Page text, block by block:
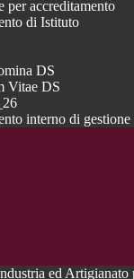
per accreditamento
di Istituto
DS
Vitae DS
interno di gestione
ed